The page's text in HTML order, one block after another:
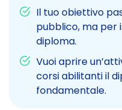
Il tuo obiettivo
pubblico, ma per
diploma.
Vuoi aprire
corsi abilitanti il
fondamentale.